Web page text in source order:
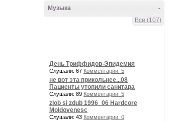
-
Музыка
Все (107)
День Триффидов-Эпидемия
Слушали: 67 Комментарии: 5
не вот эта прикольнее...08
Пациенты утопили санитара
Слушали: 89 Комментарии: 5
zlob si zdub 1996_06 Hardcore
Moldovenesc
Слушали: 43 Комментарии: 0